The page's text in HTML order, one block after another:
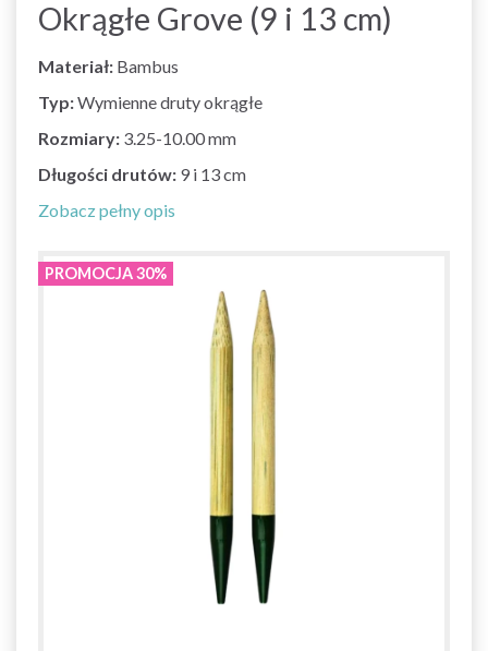
Okrągłe Grove (9 i 13 cm)
Materiał: Bambus
Typ:Wymienne druty okrągłe
Rozmiary: 3.25-10.00 mm
Długości drutów: 9 i 13 cm
Zobacz pełny opis
PROMOCJA 30%